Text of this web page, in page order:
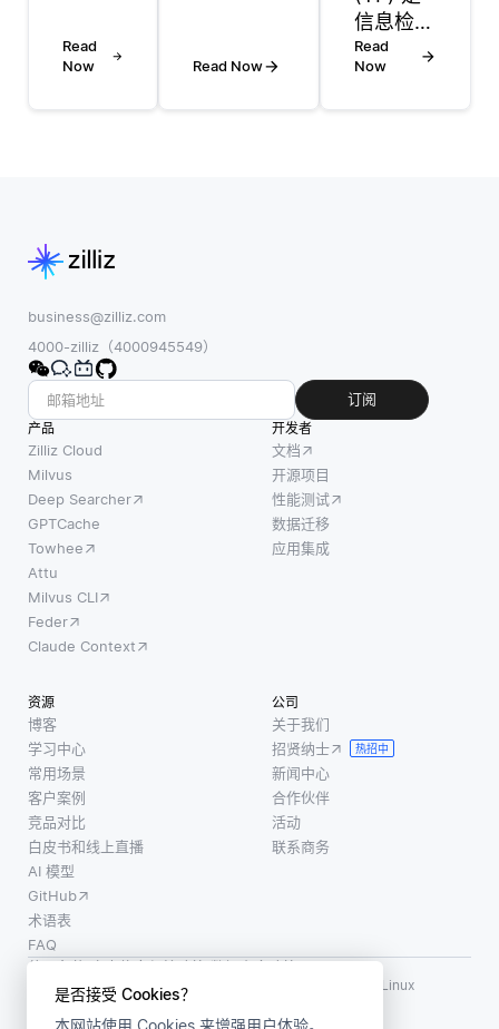
是否接受 Cookies？
本网站使用 Cookies 来增强用户体验。
是一种
增强或
相关的
这个过
程使搜
索引擎
能够更
好地理
解用户
请求背
后的意
图，并
包括可
搜索查
询中明
确包含
念。例
如，如
果用户
搜索
“狗”，
系统可
能会自
Read
Now
涉及将图
息。该过
程的核心
是使用神
经网络提
取和表示
征。模型
在训练期
Read Now
信息检索
(IR) 中用
于确定术
越大。
TF被计
Read
Now
business@zilliz.com
4000-zilliz（4000945549）
订阅
产品
Zilliz Cloud
Milvus
Deep Searcher
GPTCache
Towhee
Attu
Milvus CLI
Feder
Claude Context
开发者
文档
开源项目
性能测试
数据迁移
应用集成
资源
博客
学习中心
常用场景
客户案例
竞品对比
白皮书和线上直播
AI 模型
GitHub
术语表
FAQ
公司
关于我们
招贤纳士
热招中
新闻中心
合作伙伴
活动
联系商务
使用条款·个人信息保护政策·数据安全政策
LF AI、LF AI & Data、Milvus，以及相关的开源项目名称为 Linux
Foundation 所有商标
版权所有 ©2026 上海赜睿信息科技有限公司保留所有权利